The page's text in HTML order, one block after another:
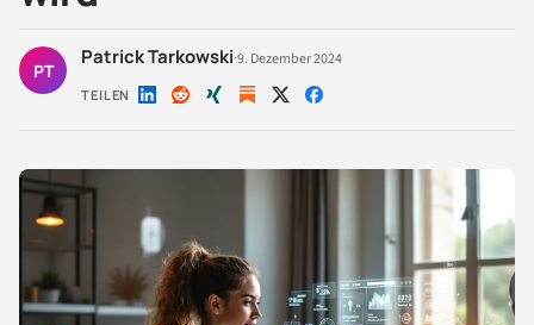
PT
Patrick Tarkowski·9. Dezember 2024
TEILEN Auf Auf Auf Auf Auf